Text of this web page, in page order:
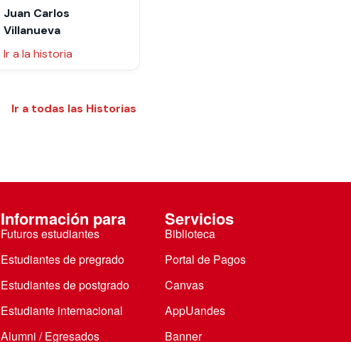
Juan Carlos
Villanueva
Ir a la historia
Ir a todas las Historias
Información para
Futuros estudiantes
Estudiantes de pregrado
Estudiantes de postgrado
Estudiante internacional
Alumni / Egresados
Servicios
Biblioteca
Portal de Pagos
Canvas
AppUandes
Banner